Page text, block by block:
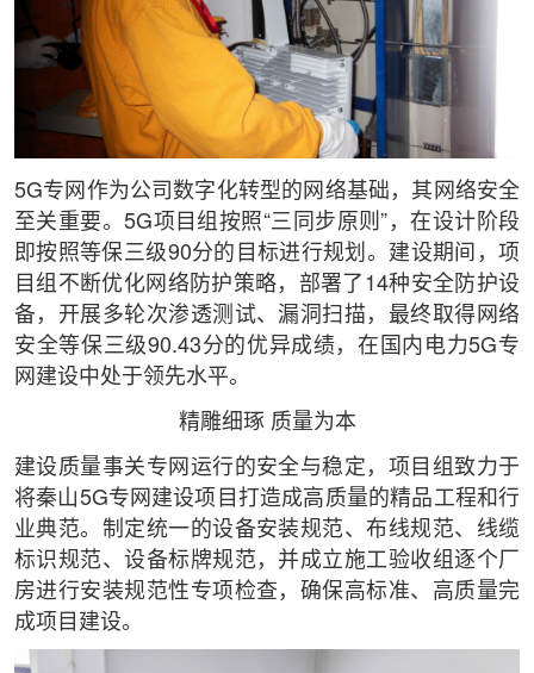
5G专网作为公司数字化转型的网络基础，其网络安全
至关重要。5G项目组按照“三同步原则”，在设计阶段
即按照等保三级90分的目标进行规划。建设期间，项
目组不断优化网络防护策略，部署了14种安全防护设
备，开展多轮次渗透测试、漏洞扫描，最终取得网络
安全等保三级90.43分的优异成绩，在国内电力5G专
网建设中处于领先水平。
精雕细琢 质量为本
建设质量事关专网运行的安全与稳定，项目组致力于
将秦山5G专网建设项目打造成高质量的精品工程和行
业典范。制定统一的设备安装规范、布线规范、线缆
标识规范、设备标牌规范，并成立施工验收组逐个厂
房进行安装规范性专项检查，确保高标准、高质量完
成项目建设。